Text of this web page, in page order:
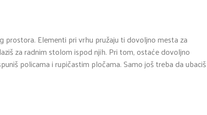
Elementi pri vrhu pružaju ti dovoljno mesta za
za radnim stolom ispod njih. Pri tom, ostaće dovoljno
policama i rupičastim pločama. Samo još treba da ubaciš